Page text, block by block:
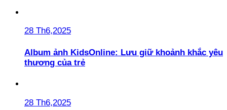
28 Th6,2025
Album ảnh KidsOnline: Lưu giữ khoảnh khắc yêu
thương của trẻ
28 Th6,2025